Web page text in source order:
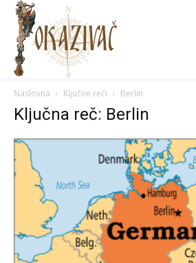
Naslovna Ključne reči Berlin
Ključna reč: Berlin